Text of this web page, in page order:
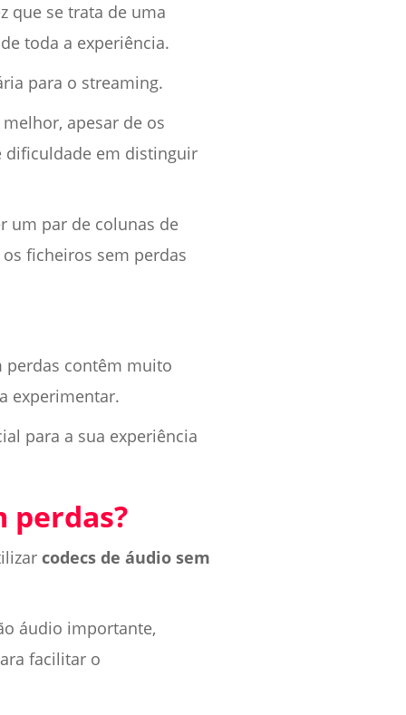
que se trata de uma
toda a experiência.
para o streaming.
apesar de os
dificuldade em distinguir
um par de colunas de
ficheiros sem perdas
perdas contêm muito
experimentar.
para a sua experiência
perdas?
codecs de áudio sem
áudio importante,
facilitar o